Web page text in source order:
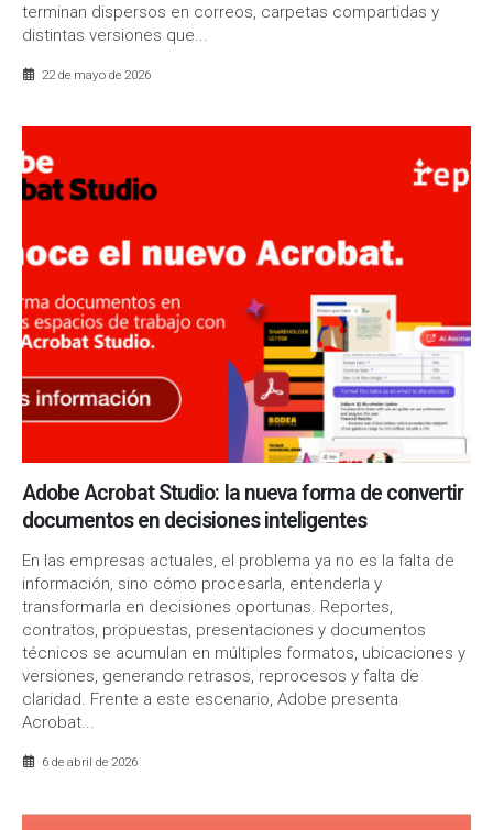
terminan dispersos en correos, carpetas compartidas y
distintas versiones que...
22 de mayo de 2026
Adobe Acrobat Studio: la nueva forma de convertir
documentos en decisiones inteligentes
En las empresas actuales, el problema ya no es la falta de
información, sino cómo procesarla, entenderla y
transformarla en decisiones oportunas. Reportes,
contratos, propuestas, presentaciones y documentos
técnicos se acumulan en múltiples formatos, ubicaciones y
versiones, generando retrasos, reprocesos y falta de
claridad. Frente a este escenario, Adobe presenta
Acrobat...
6 de abril de 2026